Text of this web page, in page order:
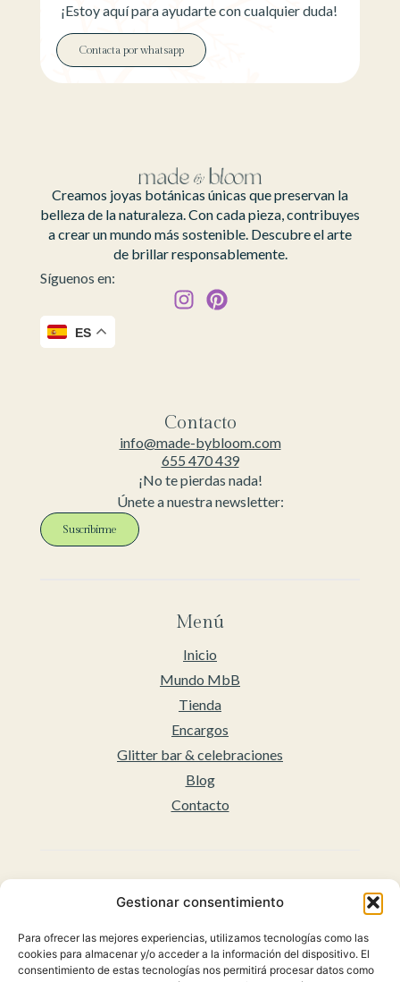
Gestionar consentimiento
Para ofrecer las mejores experiencias, utilizamos tecnologías como las
cookies para almacenar y/o acceder a la información del dispositivo. El
consentimiento de estas tecnologías nos permitirá procesar datos como
¡Estoy aquí para ayudarte con cualquier duda!
Contacta por whatsapp
Creamos joyas botánicas únicas que preservan la
belleza de la naturaleza. Con cada pieza, contribuyes
a crear un mundo más sostenible. Descubre el arte
de brillar responsablemente.
Síguenos en:
ES
Contacto
info@made-bybloom.com
655 470 439
¡No te pierdas nada!
Únete a nuestra newsletter:
Suscribirme
Menú
Inicio
Mundo MbB
Tienda
Encargos
Glitter bar & celebraciones
Blog
Contacto
Accesibilidad
Políticas de privacidad